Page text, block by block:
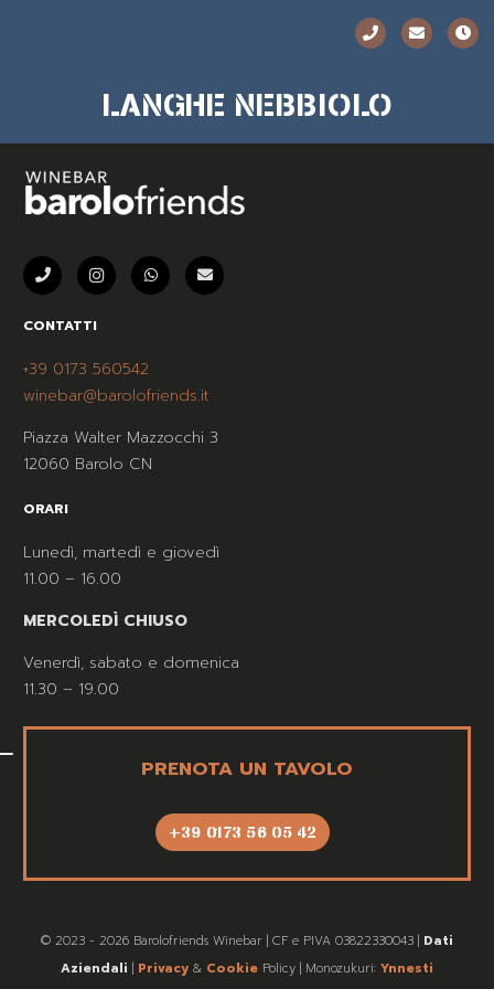
LANGHE NEBBIOLO
CONTATTI
+39 0173 560542
winebar@barolofriends.it
Piazza Walter Mazzocchi 3
12060 Barolo CN
ORARI
Lunedì, martedì e giovedì
11.00 – 16.00
MERCOLEDÌ CHIUSO
Venerdì, sabato e domenica
11.30 – 19.00
PRENOTA UN TAVOLO
+39 0173 56 05 42
© 2023 - 2026 Barolofriends Winebar | CF e PIVA 03822330043 | Dati
Aziendali | Privacy & Cookie Policy | Monozukuri: Ynnesti